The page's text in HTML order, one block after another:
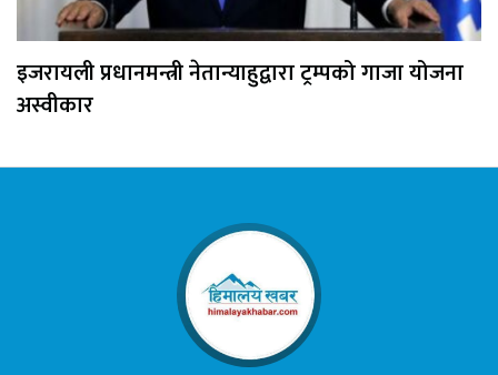
इजरायली प्रधानमन्त्री नेतान्याहुद्वारा ट्रम्पको गाजा योजना
अस्वीकार